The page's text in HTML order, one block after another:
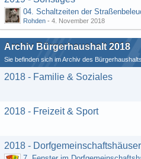
Rohden - 4. November 2018
Archiv Bürgerhaushalt 2018
Sie befinden sich im Archiv des
2018 - Familie & Soziales
2018 - Freizeit & Sport
2018 - Dorfgemeinschaftshäuser